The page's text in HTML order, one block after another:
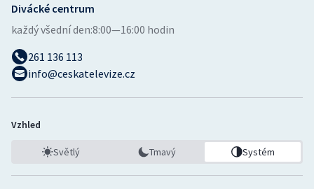
Divácké centrum
každý všední den:8:00—16:00 hodin
261 136 113
info@ceskatelevize.cz
Vzhled
Světlý Tmavý Systém